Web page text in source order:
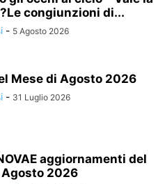
congiunzioni di...
- 5 Agosto 2026
Mese di Agosto 2026
- 31 Luglio 2026
aggiornamenti del
Agosto 2026